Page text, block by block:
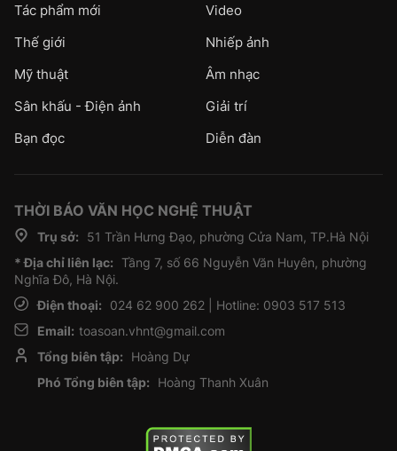
Tác phẩm mới
Video
Thế giới
Nhiếp ảnh
Mỹ thuật
Âm nhạc
Sân khấu - Điện ảnh
Giải trí
Bạn đọc
Diễn đàn
THỜI BÁO VĂN HỌC NGHỆ THUẬT
Trụ sở:
51 Trần Hưng Đạo, phường Cửa Nam, TP.Hà Nội
* Địa chỉ liên lạc: Tầng 7, số 66 Nguyễn Văn Huyên, phường
Nghĩa Đô, Hà Nội.
Điện thoại:
024 62 900 262 | Hotline: 0903 517 513
Email: toasoan.vhnt@gmail.com
Tổng biên tập:
Hoàng Dự
Phó Tổng biên tập:
Hoàng Thanh Xuân